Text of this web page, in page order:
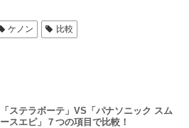
ケノン 比較
「ステラボーテ」VS「パナソニック スム
ースエピ」７つの項目で比較！